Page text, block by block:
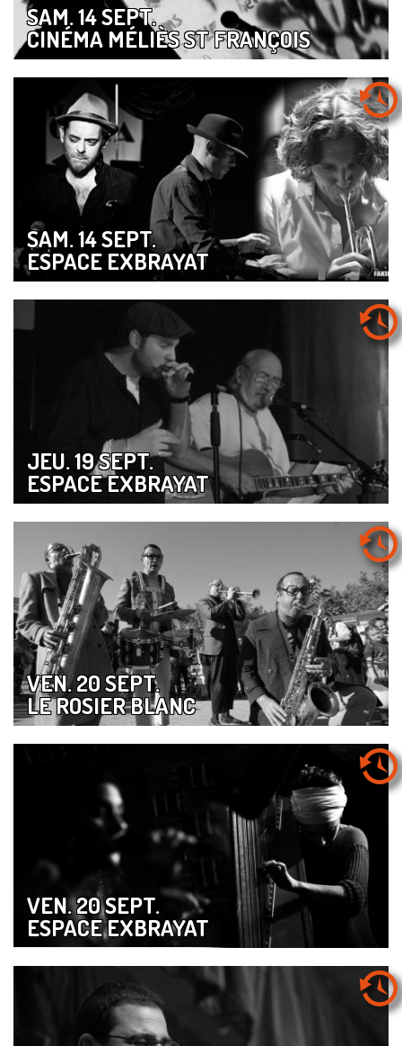
SAM. 14 SEPT.
CINÉMA MÉLIÈS ST FRANÇOIS
SAM. 14 SEPT.
ESPACE EXBRAYAT
JEU. 19 SEPT.
ESPACE EXBRAYAT
VEN. 20 SEPT.
LE ROSIER BLANC
VEN. 20 SEPT.
ESPACE EXBRAYAT